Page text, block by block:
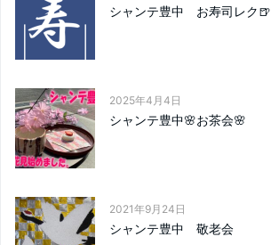
シャンテ豊中 お寿司レク🍺
2025年4月4日
シャンテ豊中🌸お茶会🌸
2021年9月24日
シャンテ豊中 敬老会